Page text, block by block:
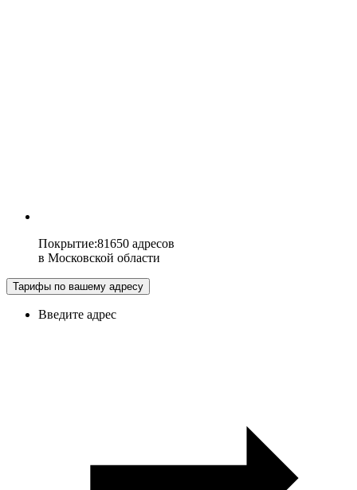
Покрытие:81650 адресов
в Московской области
Тарифы по вашему адресу
Введите адрес